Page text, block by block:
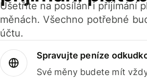
Ušetříte na posílání i přijímání
měnách. Všechno potřebné
účtu.
Spravujte peníze
Své měny budete mít